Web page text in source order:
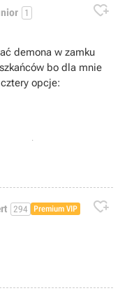
1 
demona w zamku
bo dla mnie
opcje:
294 Premium VIP 